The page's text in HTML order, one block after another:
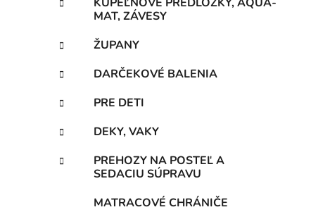
MAT, ZÁVESY
ŽUPANY
DARČEKOVÉ BALENIA
PRE DETI
DEKY, VAKY
PREHOZY NA POSTEĽ A
SEDACIU SÚPRAVU
MATRACOVÉ CHRÁNIČE